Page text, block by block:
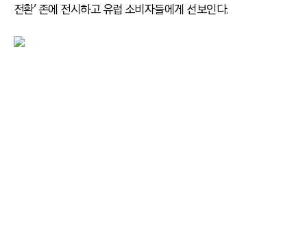
전환’ 존에 전시하고 유럽 소비자들에게 선보인다.